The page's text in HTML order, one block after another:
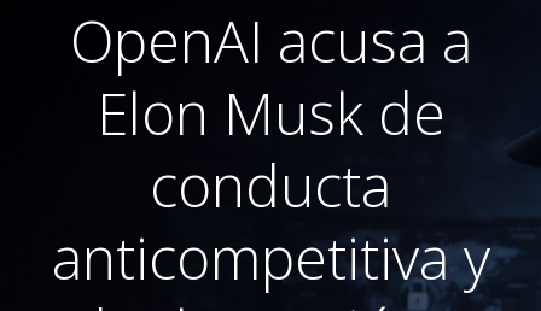
OpenAI acusa a
Elon Musk de
conducta
anticompetitiva y